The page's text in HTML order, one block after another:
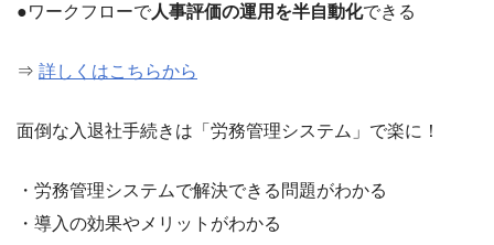
●ワークフローで人事評価の運用を半自動化できる
⇒ 詳しくはこちらから
面倒な入退社手続きは「労務管理システム」で楽に！
・労務管理システムで解決できる問題がわかる
・導入の効果やメリットがわかる